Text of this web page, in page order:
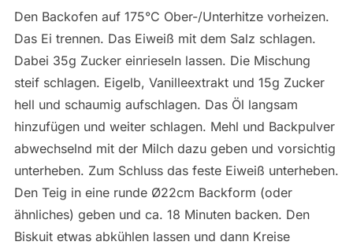
Den Backofen auf 175°C Ober-/Unterhitze vorheizen.
Das Ei trennen. Das Eiweiß mit dem Salz schlagen.
Dabei 35g Zucker einrieseln lassen. Die Mischung
steif schlagen. Eigelb, Vanilleextrakt und 15g Zucker
hell und schaumig aufschlagen. Das Öl langsam
hinzufügen und weiter schlagen. Mehl und Backpulver
abwechselnd mit der Milch dazu geben und vorsichtig
unterheben. Zum Schluss das feste Eiweiß unterheben.
Den Teig in eine runde Ø22cm Backform (oder
ähnliches) geben und ca. 18 Minuten backen. Den
Biskuit etwas abkühlen lassen und dann Kreise